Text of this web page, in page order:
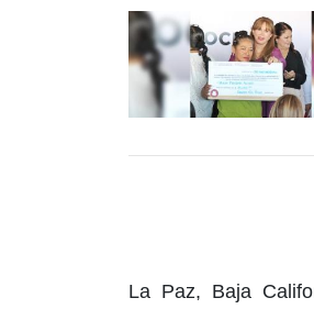
La Paz, Baja